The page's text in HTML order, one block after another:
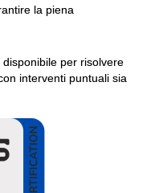
la piena
per risolvere
interventi puntuali sia